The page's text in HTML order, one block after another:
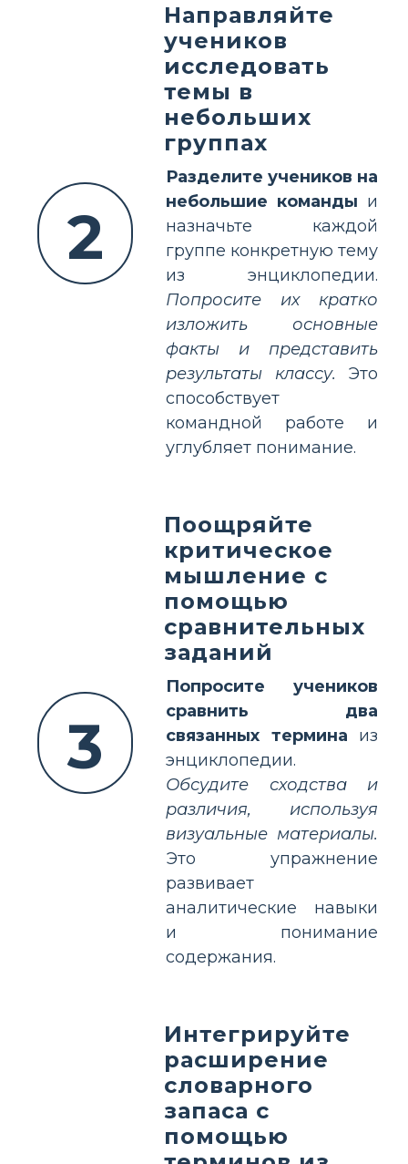
2
Направляйте
учеников
исследовать
темы в
небольших
группах
Разделите учеников на
небольшие команды и
назначьте каждой
группе конкретную тему
из энциклопедии.
Попросите их кратко
изложить основные
факты и представить
результаты классу. Это
способствует
командной работе и
углубляет понимание.
3
Поощряйте
критическое
мышление с
помощью
сравнительных
заданий
Попросите учеников
сравнить два
связанных термина из
энциклопедии.
Обсудите сходства и
различия, используя
визуальные материалы.
Это упражнение
развивает
аналитические навыки
и понимание
содержания.
Интегрируйте
расширение
словарного
запаса с
помощью